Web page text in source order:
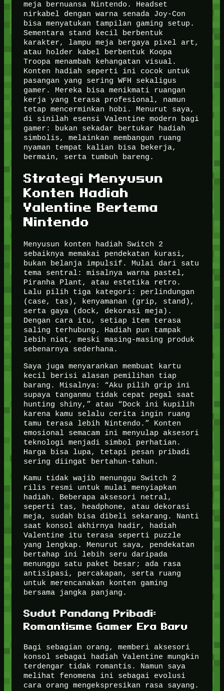
meja bernuansa Nintendo. Headset
nirkabel dengan warna senada Joy-Con
bisa menyatukan tampilan gaming setup.
Sementara stand kecil berbentuk
karakter, lampu meja bergaya pixel art,
atau holder kabel berbentuk Koopa
Troopa menambah kehangatan visual.
Konten hadiah seperti ini cocok untuk
pasangan yang sering WFH sekaligus
gamer. Mereka bisa menikmati ruangan
kerja yang terasa profesional, namun
tetap mencerminkan hobi. Menurut saya,
di sinilah esensi Valentine modern bagi
gamer: bukan sekadar bertukar hadiah
simbolis, melainkan membangun ruang
nyaman tempat kalian bisa bekerja,
bermain, serta tumbuh bareng.
Strategi Menyusun
Konten Hadiah
Valentine Bertema
Nintendo
Menyusun konten hadiah Switch 2
sebaiknya memakai pendekatan kurasi,
bukan belanja impulsif. Mulai dari satu
tema sentral: misalnya warna pastel,
Piranha Plant, atau estetika retro.
Lalu pilih tiga kategori: perlindungan
(case, tas), kenyamanan (grip, stand),
serta gaya (dock, dekorasi meja).
Dengan cara itu, setiap item terasa
saling terhubung. Hadiah pun tampak
lebih niat, meski masing-masing produk
sebenarnya sederhana.
Saya juga menyarankan membuat kartu
kecil berisi alasan pemilihan tiap
barang. Misalnya: “Aku pilih grip ini
supaya tanganmu tidak cepat pegal saat
hunting shiny,” atau “Dock ini kupilih
karena kamu selalu cerita ingin ruang
tamu terasa lebih Nintendo.” Konten
emosional semacam ini menyulap aksesori
teknologi menjadi simbol perhatian.
Harga bisa lupa, tetapi pesan pribadi
sering diingat bertahun-tahun.
Kamu tidak wajib menunggu Switch 2
rilis resmi untuk mulai menyiapkan
hadiah. Beberapa aksesori netral,
seperti tas, headphone, atau dekorasi
meja, sudah bisa dibeli sekarang. Nanti
saat konsol akhirnya hadir, hadiah
Valentine itu terasa seperti puzzle
yang lengkap. Menurut saya, pendekatan
bertahap ini lebih seru daripada
menunggu satu paket besar; ada rasa
antisipasi, percakapan, serta ruang
untuk merencanakan konten gaming
bersama jangka panjang.
Sudut Pandang Pribadi:
Romantisme Gamer Era Baru
Bagi sebagian orang, memberi aksesori
konsol sebagai hadiah Valentine mungkin
terdengar tidak romantis. Namun saya
melihat fenomena ini sebagai evolusi
cara orang mengekspresikan rasa sayang.